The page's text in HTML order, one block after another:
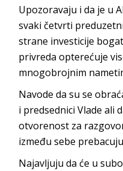
Upozoravaju i da je u
svaki četvrti
strane investicije
privreda opterećuje
mnogobrojnim
Navode da su se
i predsednici Vlade ali
otvorenost za
između sebe
Najavljuju da će u